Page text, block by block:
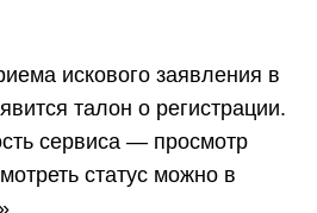
искового заявления в
талон о регистрации.
сервиса — просмотр
статус можно в